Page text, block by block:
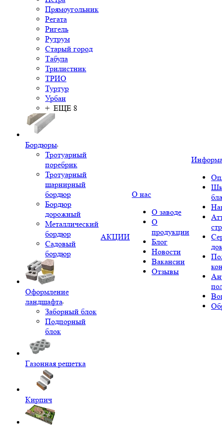
Прямоугольник
Регата
Ригель
Рутрум
Старый город
Табула
Трилистник
ТРИО
Туртур
Урбан
+ ЕЩЕ 8
Бордюры
Тротуарный
поребрик
Тротуарный
шарнирный
бордюр
Бордюр
дорожный
Металлический
бордюр
Садовый
бордюр
Оформление
ландшафта
Заборный блок
Подпорный
блок
Газонная решетка
Кирпич
АКЦИИ
О нас
О заводе
О
продукции
Блог
Новости
Вакансии
Отзывы